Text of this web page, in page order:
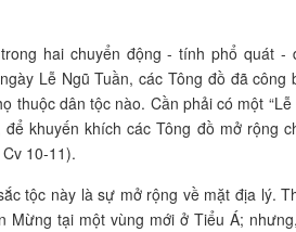
hai chuyển động - tính phổ quát
Lễ Ngũ Tuần, các Tông đồ đã
thuộc dân tộc nào. Cần phải có một
khuyến khích các Tông đồ mở rộng
10-11).
tộc này là sự mở rộng về mặt địa lý.
Mừng tại một vùng mới ở Tiểu Á;